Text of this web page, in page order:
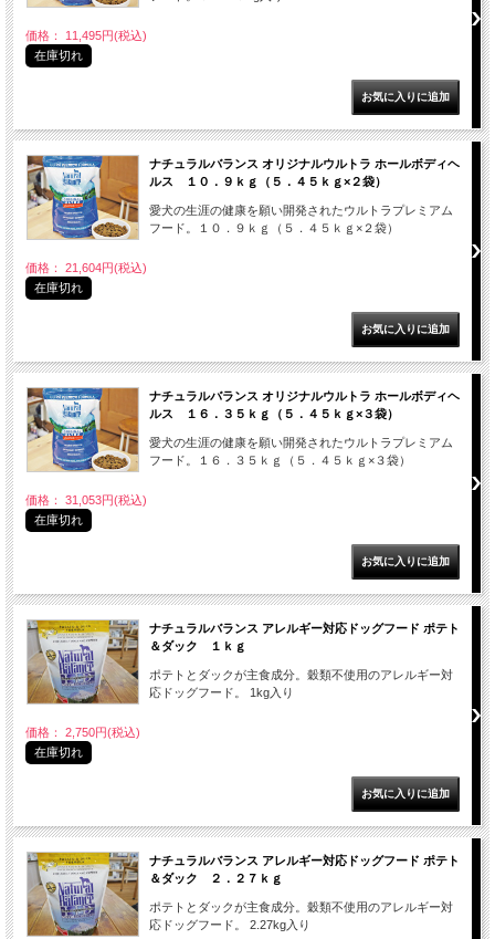
価格： 11,495円(税込)
在庫切れ
ナチュラルバランス オリジナルウルトラ ホールボディヘ
ルス １０．９ｋｇ（５．４５ｋｇ×２袋）
愛犬の生涯の健康を願い開発されたウルトラプレミアム
フード。１０．９ｋｇ（５．４５ｋｇ×２袋）
価格： 21,604円(税込)
在庫切れ
ナチュラルバランス オリジナルウルトラ ホールボディヘ
ルス １６．３５ｋｇ（５．４５ｋｇ×３袋）
愛犬の生涯の健康を願い開発されたウルトラプレミアム
フード。１６．３５ｋｇ（５．４５ｋｇ×３袋）
価格： 31,053円(税込)
在庫切れ
ナチュラルバランス アレルギー対応ドッグフード ポテト
＆ダック １ｋｇ
ポテトとダックが主食成分。穀類不使用のアレルギー対
応ドッグフード。 1kg入り
価格： 2,750円(税込)
在庫切れ
ナチュラルバランス アレルギー対応ドッグフード ポテト
＆ダック ２．２７ｋｇ
ポテトとダックが主食成分。穀類不使用のアレルギー対
応ドッグフード。 2.27kg入り